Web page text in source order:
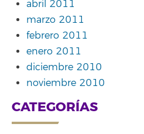
abril 2011
marzo 2011
febrero 2011
enero 2011
diciembre 2010
noviembre 2010
CATEGORÍAS